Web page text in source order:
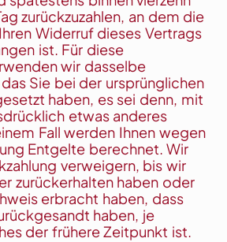
zurückzuzahlen, an dem die
Widerruf dieses Vertrags
ist. Für diese
wir dasselbe
Sie bei der ursprünglichen
haben, es sei denn, mit
etwas anderes
Fall werden Ihnen wegen
Entgelte berechnet. Wir
verweigern, bis wir
zurückerhalten haben oder
erbracht haben, dass
haben, je
der frühere Zeitpunkt ist.